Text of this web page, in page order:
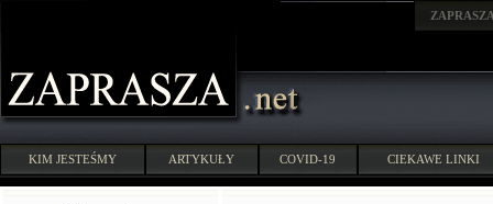
KIM JESTEŚMY ARTYKUŁY COVID-19 CIEKAWE LINKI